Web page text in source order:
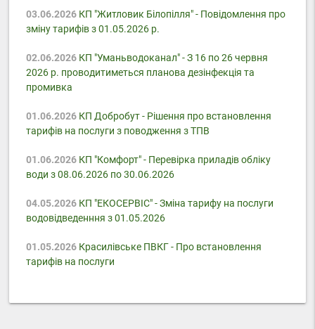
03.06.2026КП "Житловик Білопілля" - Повідомлення про
зміну тарифів з 01.05.2026 р.
02.06.2026КП "Уманьводоканал" - З 16 по 26 червня
2026 р. проводитиметься планова дезінфекція та
промивка
01.06.2026КП Добробут - Pішення про встановлення
тарифів на послуги з поводження з ТПВ
01.06.2026КП "Комфорт" - Перевірка приладів обліку
води з 08.06.2026 по 30.06.2026
04.05.2026КП "ЕКОСЕРВІС" - Зміна тарифу на послуги
водовідведенння з 01.05.2026
01.05.2026Красилівське ПВКГ - Про встановлення
тарифів на послуги